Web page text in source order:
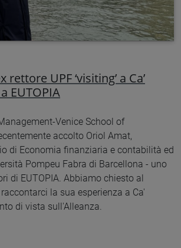
rettore UPF ‘visiting’ a Ca’
EUTOPIA
Venice School of
accolto Oriol Amat,
di Economia finanziaria e contabilità ed
Pompeu Fabra di Barcellona - uno
di EUTOPIA. Abbiamo chiesto al
la sua esperienza a Ca'
di vista sull'Alleanza.